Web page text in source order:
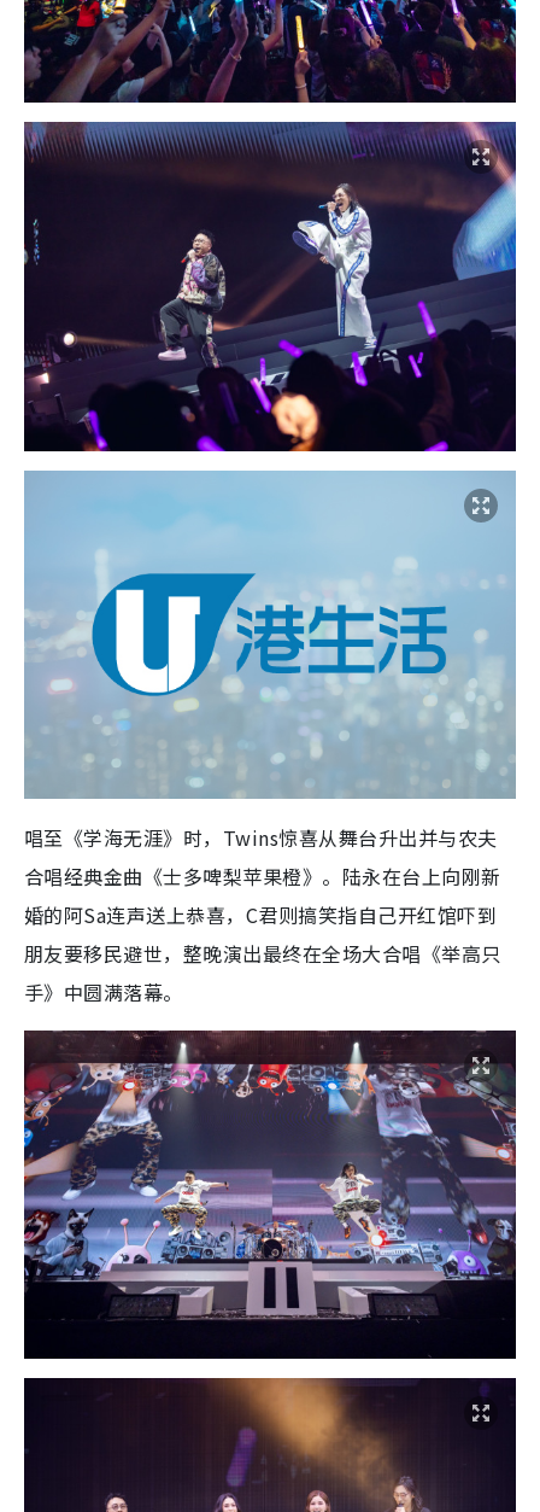
唱至《学海无涯》时，Twins惊喜从舞台升出并与农夫
合唱经典金曲《士多啤梨苹果橙》。陆永在台上向刚新
婚的阿Sa连声送上恭喜，C君则搞笑指自己开红馆吓到
朋友要移民避世，整晚演出最终在全场大合唱《举高只
手》中圆满落幕。